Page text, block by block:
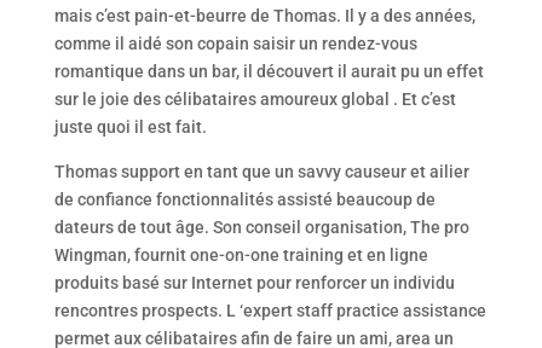
mais c’est pain-et-beurre de Thomas. Il y a des années,
comme il aidé son copain saisir un rendez-vous
romantique dans un bar, il découvert il aurait pu un effet
sur le joie des célibataires amoureux global . Et c’est
juste quoi il est fait.
Thomas support en tant que un savvy causeur et ailier
de confiance fonctionnalités assisté beaucoup de
dateurs de tout âge. Son conseil organisation, The pro
Wingman, fournit one-on-one training et en ligne
produits basé sur Internet pour renforcer un individu
rencontres prospects. L ‘expert staff practice assistance
permet aux célibataires afin de faire un ami, area un